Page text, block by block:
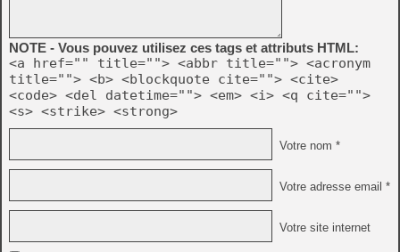
NOTE - Vous pouvez utilisez ces tags et attributs HTML:
<a href="" title=""> <abbr title=""> <acronym
title=""> <b> <blockquote cite=""> <cite>
<code> <del datetime=""> <em> <i> <q cite="">
<s> <strike> <strong>
Votre nom *
Votre adresse email *
Votre site internet